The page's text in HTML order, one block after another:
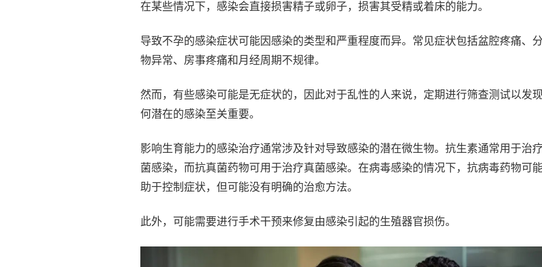
在某些情况下，感染会直接损害精子或卵子，损害其受精或着床的能力。
导致不孕的感染症状可能因感染的类型和严重程度而异。常见症状包括盆腔疼痛、
物异常、房事疼痛和月经周期不规律。
然而，有些感染可能是无症状的，因此对于乱性的人来说，定期进行筛查测试以发
何潜在的感染至关重要。
影响生育能力的感染治疗通常涉及针对导致感染的潜在微生物。抗生素通常用于治
菌感染，而抗真菌药物可用于治疗真菌感染。在病毒感染的情况下，抗病毒药物可
助于控制症状，但可能没有明确的治愈方法。
此外，可能需要进行手术干预来修复由感染引起的生殖器官损伤。